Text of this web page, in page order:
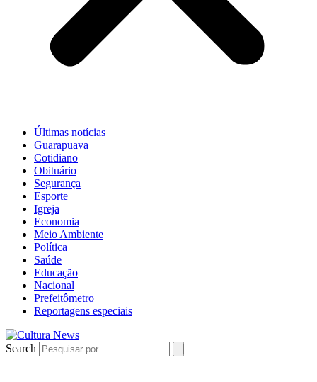
Últimas notícias
Guarapuava
Cotidiano
Obituário
Segurança
Esporte
Igreja
Economia
Meio Ambiente
Política
Saúde
Educação
Nacional
Prefeitômetro
Reportagens especiais
Search